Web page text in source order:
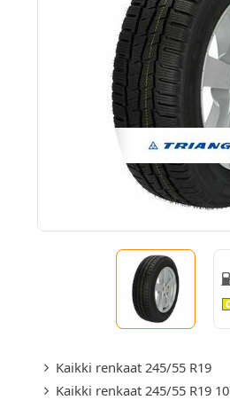
C
Kaikki renkaat 245/55 R19
Kaikki renkaat 245/55 R19